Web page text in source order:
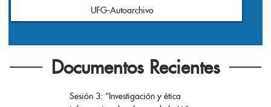
UFG-Autoarchivo
Documentos Recientes
Sesión 3: “Investigación y ética